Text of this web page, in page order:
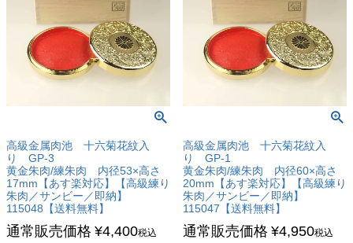
高級金属肉池 十六菊花紋入
り GP-3
黄金朱肉/練朱肉 内径53×高さ
17mm【あす楽対応】【高級練り
朱肉／サンビー／即納】
115048【送料無料】
通常販売価格 ¥4,400税込
高級金属肉池 十六菊花紋入
り GP-1
黄金朱肉/練朱肉 内径60×高さ
20mm【あす楽対応】【高級練り
朱肉／サンビー／即納】
115047【送料無料】
通常販売価格 ¥4,950税込